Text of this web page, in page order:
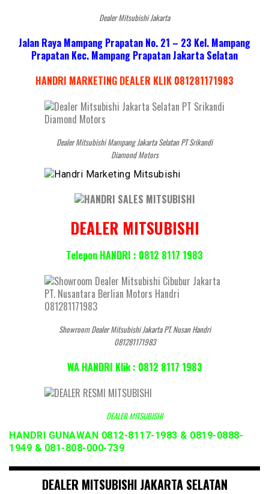
Dealer Mitsubishi Jakarta
Jalan Raya Mampang Prapatan No. 21 – 23 Kel. Mampang
Prapatan Kec. Mampang Prapatan Jakarta Selatan
HANDRI MARKETING DEALER KLIK 081281171983
Dealer Mitsubishi Mampang Jakarta Selatan PT Srikandi
Diamond Motors
DEALER MITSUBISHI
Telepon HANDRI : 0812 8117 1983
Showroom Dealer Mitsubishi Jakarta PT. Nusan Handri
081281171983
WA HANDRI Klik : 0812 8117 1983
DEALER MITSUBISHI
HANDRI GUNAWAN 0812-8117-1983 & 0819-0888-
1949 & 081-808-000-739
DEALER MITSUBISHI JAKARTA SELATAN